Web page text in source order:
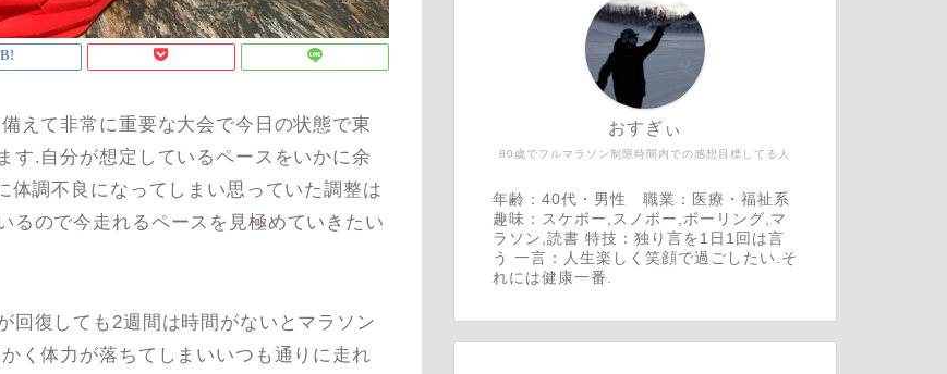
えて非常に重要な大会で今日の状態で東
す.自分が想定しているペースをいかに余
調不良になってしまい思っていた調整は
るので今走れるペースを見極めていきたい
復しても2週間は時間がないとマラソン
く体力が落ちてしまいいつも通りに走れ
80歳でフルマラソン制限時間内での感想目標してる人
おすぎぃ
年齢：40代・男性 職業：医療・福祉系
趣味：スケボー,スノボー,ボーリング,マ
ラソン,読書 特技：独り言を1日1回は言
う 一言：人生楽しく笑顔で過ごしたい.そ
れには健康一番.